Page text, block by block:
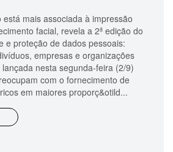
está mais associada à impressão
facial, revela a 2ª edição do
e proteção de dados pessoais:
empresas e organizações
lançada nesta segunda-feira (2/9)
com o fornecimento de
em maiores proporç&otild...